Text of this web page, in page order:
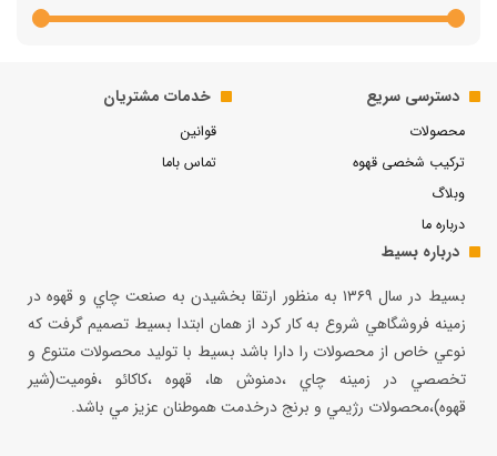
دسترسی سریع
محصولات
ترکیب شخصی قهوه
وبلاگ
درباره ما
خدمات مشتریان
قوانین
تماس باما
درباره بسیط
بسيط در سال ۱۳۶۹ به منظور ارتقا بخشيدن به صنعت چاي و قهوه در
زمينه فروشگاهي شروع به كار كرد از همان ابتدا بسيط تصميم گرفت كه
نوعي خاص از محصولات را دارا باشد بسيط با توليد محصولات متنوع و
تخصصي در زمينه چاي ،دمنوش ها، قهوه ،كاكائو ،فوميت(شير
قهوه)،محصولات رژيمي و برنج درخدمت هموطنان عزيز مي باشد.